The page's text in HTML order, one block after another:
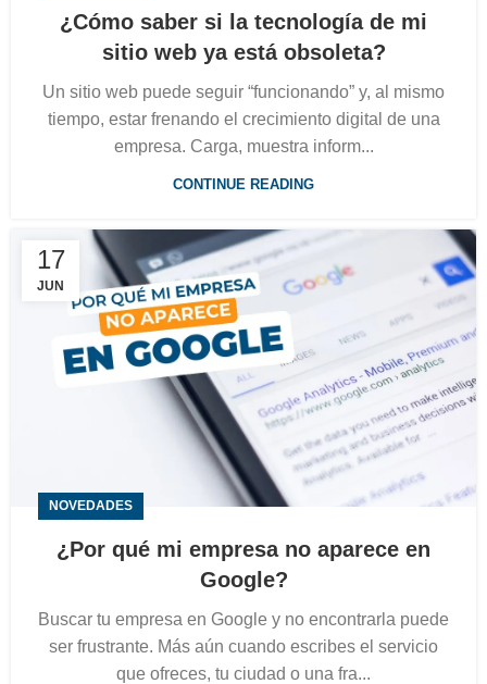
¿Cómo saber si la tecnología de mi
sitio web ya está obsoleta?
Un sitio web puede seguir “funcionando” y, al mismo
tiempo, estar frenando el crecimiento digital de una
empresa. Carga, muestra inform...
CONTINUE READING
17
JUN
NOVEDADES
¿Por qué mi empresa no aparece en
Google?
Buscar tu empresa en Google y no encontrarla puede
ser frustrante. Más aún cuando escribes el servicio
que ofreces, tu ciudad o una fra...